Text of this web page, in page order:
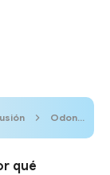
OdontoVida
qué